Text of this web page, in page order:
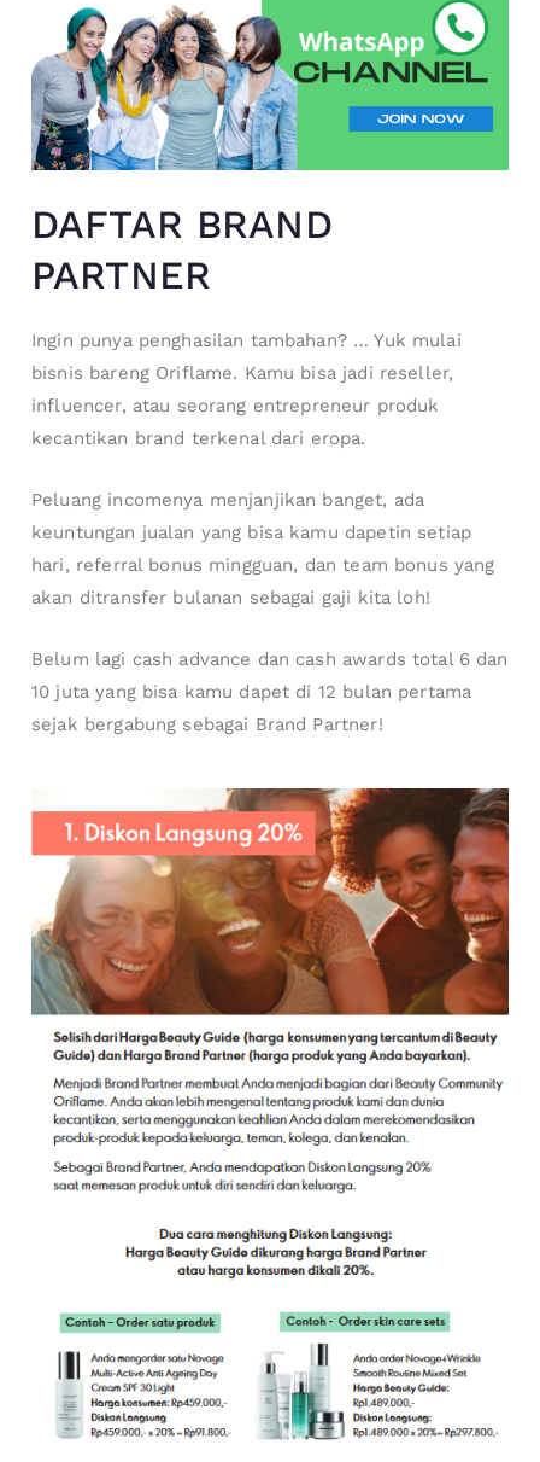
DAFTAR BRAND
PARTNER
Ingin punya penghasilan tambahan? … Yuk mulai
bisnis bareng Oriflame. Kamu bisa jadi reseller,
influencer, atau seorang entrepreneur produk
kecantikan brand terkenal dari eropa.
Peluang incomenya menjanjikan banget, ada
keuntungan jualan yang bisa kamu dapetin setiap
hari, referral bonus mingguan, dan team bonus yang
akan ditransfer bulanan sebagai gaji kita loh!
Belum lagi cash advance dan cash awards total 6 dan
10 juta yang bisa kamu dapet di 12 bulan pertama
sejak bergabung sebagai Brand Partner!